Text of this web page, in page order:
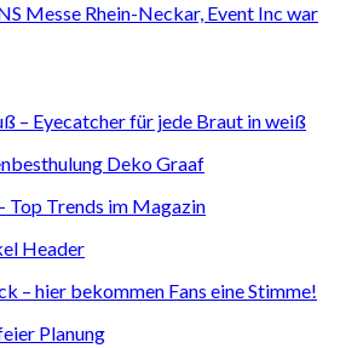
Messe Rhein-Neckar, Event Inc war
– Eyecatcher für jede Braut in weiß
Top Trends im Magazin
– hier bekommen Fans eine Stimme!